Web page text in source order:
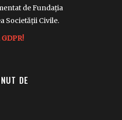
de Fundația
Societății Civile.
DE